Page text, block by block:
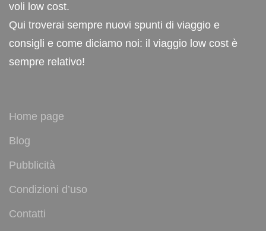
voli low cost.
Qui troverai sempre nuovi spunti di viaggio e
consigli e come diciamo noi: il viaggio low cost è
sempre relativo!
Home page
Blog
Pubblicità
Condizioni d’uso
Contatti